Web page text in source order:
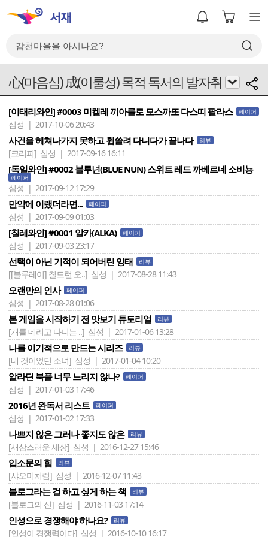
心(마음심) 成(이룰성) 목적 독서의 발자취
[이태리와인] #0003 미켈레 끼아를로 모스까또 다스띠 팔라스 페이퍼
심성 | 2017-10-06 20:43
사건을 헤쳐나가지 못하고 휩쓸려 다니다가 끝나다 리뷰
[크리피] 심성 | 2017-09-16 16:11
[독일와인] #0002 블루넌(BLUE NUN) 스위트 레드 까베르네 소비뇽
페이퍼
심성 | 2017-09-12 17:29
만약에 이랬더라면... 페이퍼
심성 | 2017-09-09 01:03
[칠레와인] #0001 알카(ALKA) 페이퍼
심성 | 2017-09-03 23:17
선택이 아닌 기적이 되어버린 잉태 리뷰
[[블루레이] 칠드런 오..] 심성 | 2017-08-28 11:43
오랜만의 인사 페이퍼
심성 | 2017-08-28 01:06
본 게임을 시작하기 전 맛보기 튜토리얼 리뷰
[개를 데리고 다니는 ..] 심성 | 2017-01-06 13:28
나를 이기적으로 만드는 시리즈 리뷰
[내 것이었던 소녀] 심성 | 2017-01-04 10:20
알라딘 북플 너무 느리지 않나? 페이퍼
심성 | 2017-01-03 17:46
2016년 완독서 리스트 페이퍼
심성 | 2017-01-02 17:33
나쁘지 않은 그러나 좋지도 않은 리뷰
[새삼스러운 세상] 심성 | 2016-12-27 15:46
입소문의 힘 리뷰
[샤오미처럼] 심성 | 2016-12-07 11:43
블로그라는 걸 하고 싶게 하는 책 리뷰
[블로그의 신] 심성 | 2016-11-03 17:14
인성으로 경쟁해야 하나요? 리뷰
[인성이 경쟁력이다] 심성 | 2016-10-10 16:17